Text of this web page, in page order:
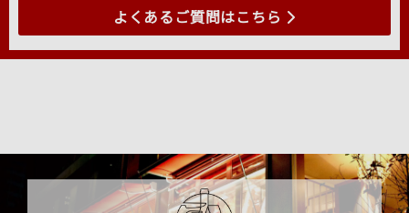
よくあるご質問はこちら